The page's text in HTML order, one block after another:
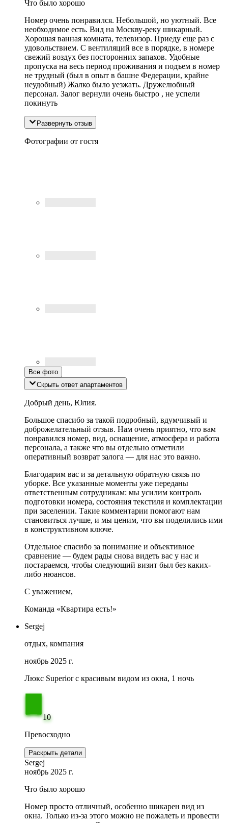
Что было хорошо
Номер очень понравился. Небольшой, но уютный. Все
необходимое есть. Вид на Москву-реку шикарный.
Хорошая ванная комната, телевизор. Приеду еще раз с
удовольствием. С вентиляций все в порядке, в номере
свежий воздух без посторонних запахов. Удобные
пропуска на весь период проживания и подъем в номер
не трудный (был в опыт в башне Федерации, крайне
неудобный) Жалко было уезжать. Дружелюбный
персонал. Залог вернули очень быстро , не успели
покинуть
Развернуть отзыв
Фотографии от гостя
Все фото
Скрыть ответ апартаментов
Добрый день, Юлия.
Большое спасибо за такой подробный, вдумчивый и
доброжелательный отзыв. Нам очень приятно, что вам
понравился номер, вид, оснащение, атмосфера и работа
персонала, а также что вы отдельно отметили
оперативный возврат залога — для нас это важно.
Благодарим вас и за детальную обратную связь по
уборке. Все указанные моменты уже переданы
ответственным сотрудникам: мы усилим контроль
подготовки номера, состояния текстиля и комплектации
при заселении. Такие комментарии помогают нам
становиться лучше, и мы ценим, что вы поделились ими
в конструктивном ключе.
Отдельное спасибо за понимание и объективное
сравнение — будем рады снова видеть вас у нас и
постараемся, чтобы следующий визит был без каких-
либо нюансов.
С уважением,
Команда «Квартира есть!»
Sergej
отдых, компания
ноябрь 2025 г.
Люкс Superior с красивым видом из окна, 1 ночь
10
Превосходно
Раскрыть детали
Sergej
ноябрь 2025 г.
Что было хорошо
Номер просто отличный, особенно шикарен вид из
окна. Только из-за этого можно не пожалеть и провести